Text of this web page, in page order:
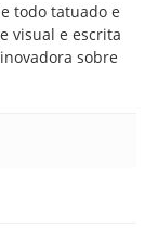
todo tatuado e
visual e escrita
sobre